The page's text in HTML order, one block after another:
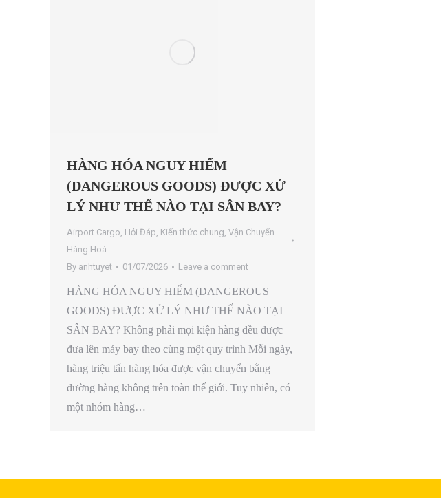
HÀNG HÓA NGUY HIỂM
(DANGEROUS GOODS) ĐƯỢC XỬ
LÝ NHƯ THẾ NÀO TẠI SÂN BAY?
Airport Cargo, Hỏi Đáp, Kiến thức chung, Vận Chuyển
Hàng Hoá
By anhtuyet 01/07/2026 Leave a comment
HÀNG HÓA NGUY HIỂM (DANGEROUS
GOODS) ĐƯỢC XỬ LÝ NHƯ THẾ NÀO TẠI
SÂN BAY? Không phải mọi kiện hàng đều được
đưa lên máy bay theo cùng một quy trình Mỗi ngày,
hàng triệu tấn hàng hóa được vận chuyển bằng
đường hàng không trên toàn thế giới. Tuy nhiên, có
một nhóm hàng…